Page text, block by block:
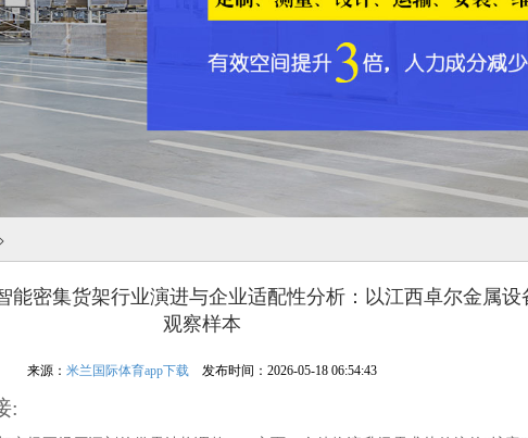
>
能密集货架行业演进与企业适配性分析：以江西卓尔金属设
观察样本
来源： 米兰国际体育app下载发布时间：2026-05-18 06:54:43
: